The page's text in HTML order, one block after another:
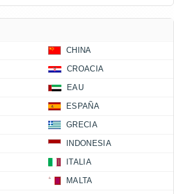
CHINA
CROACIA
EAU
ESPAÑA
GRECIA
INDONESIA
ITALIA
MALTA